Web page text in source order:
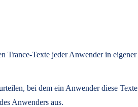
Trance-Texte jeder Anwender in eigener
bei dem ein Anwender diese Texte
Anwenders aus.